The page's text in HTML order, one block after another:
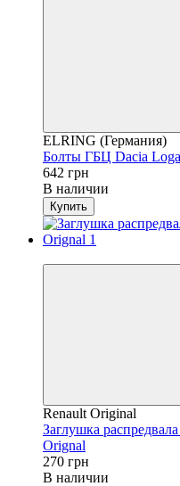
ELRING (Германия)
Болты ГБЦ Dacia
642 грн
В наличии
Купить
Renault Original
Заглушка
Orignal
270 грн
В наличии